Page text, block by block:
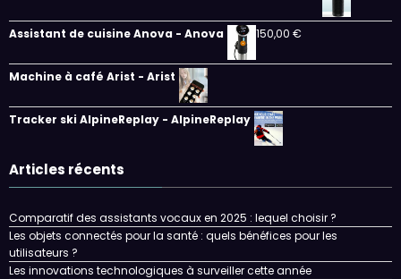
Assistant de cuisine Anova - Anova 150,00 €
Machine à café Arist - Arist
Tracker ski AlpineReplay - AlpineReplay
Articles récents
Comparatif des assistants vocaux en 2025 : lequel choisir ?
Les objets connectés pour la santé : quels bénéfices pour les
utilisateurs ?
Les innovations technologiques à surveiller cette année